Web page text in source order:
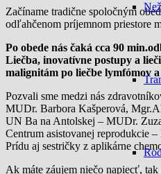
Začíname tradične spoločným
odľahčenom príjemnom priestore
Po obede nás čaká cca 90
Liečba, inovatívne postupy a
malignitám po liečbe lymfómov
Pozvali sme medzi nás
MUDr. Barbora Kašperová,
UN Ba na Antolskej – MUDr.
Centrum asistovanej reprodukcie
Prídu aj sestričky z aplikárne
Ak máte záujem niečo napiecť,